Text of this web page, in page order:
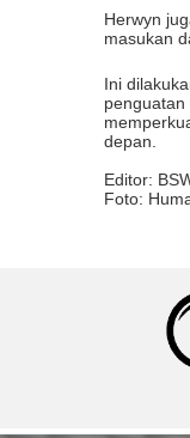
Herwyn
masukan
Ini
depan.
Editor:
Foto: